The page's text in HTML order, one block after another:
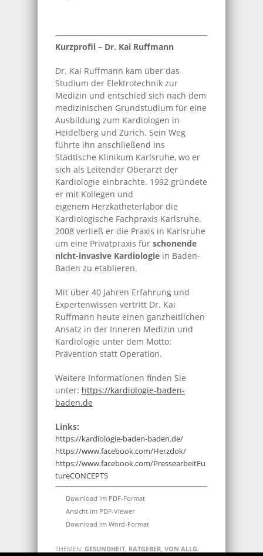
Kurzprofil – Dr. Kai Ruffmann
Dr. Kai Ruffmann kam über das
Studium der Elektrotechnik zur
Medizin und entschied sich nach dem
medizinischen Grundstudium für eine
Ausbildung zum Kardiologen in
Heidelberg und Zürich. Sein Weg
führte ihn anschließend ins
Städtische Klinikum Karlsruhe, wo er
sich als Leitender Oberarzt der
Kardiologie einbrachte. 1992 gründete
er mit Kollegen und
eigenem Herzkatheterlabor die
Kardiologische Fachpraxis Karlsruhe.
2008 verließ er die Praxis in Karlsruhe
um eine Privatpraxis für schonende
nicht-invasive Kardiologie in Baden-
Baden zu etablieren.
Mit über 40 Jahren Erfahrung und
Expertenwissen vertritt Dr. Kai
Ruffmann heute einen ganzheitlichen
Ansatz in der Inneren Medizin und
Kardiologie unter dem Motto:
Prävention statt Operation.
Weitere Informationen finden Sie
unter: https://kardiologie-baden-
baden.de
Links:
https://kardiologie-baden-baden.de/
https://www.facebook.com/Herzdok/
https://www.facebook.com/PressearbeitFu
tureCONCEPTS
Download im PDF-Format
Ansicht im PDF-Viewer
Download im Word-Format
THEMEN: GESUNDHEIT, RATGEBER, VON ALLG.